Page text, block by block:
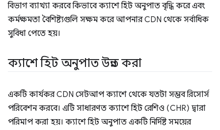
বিভাগ ব্যাখ্যা করবে কিভাবে ক্যাশে হিট অনুপাত বৃদ্ধি করে এবং
কর্মক্ষমতা বৈশিষ্ট্যগুলি সক্ষম করে আপনার CDN থেকে সর্বাধিক
সুবিধা পেতে হয়।
ক্যাশে হিট অনুপাত উন্নত করা
একটি কার্যকর CDN সেটআপ ক্যাশে থেকে যতটা সম্ভব রিসোর্স
পরিবেশন করবে। এটি সাধারণত ক্যাশে হিট রেশিও (CHR) দ্বারা
পরিমাপ করা হয়। ক্যাশে হিট অনুপাত একটি নির্দিষ্ট সময়ের